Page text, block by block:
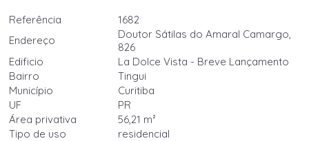
Referência
1682
Endereço
Doutor Sátilas do Amaral Camargo,
826
Edificio
La Dolce Vista - Breve Lançamento
Bairro
Tingui
Município
Curitiba
UF
PR
Área privativa
56,21 m²
Tipo de uso
residencial